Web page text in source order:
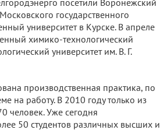
государственного
университет в Курске. В апреле
химико-технологический
университет им. В. Г.
производственная практика, по
на работу. В 2010 году только из
человек. Уже сегодня
50 студентов различных высших и